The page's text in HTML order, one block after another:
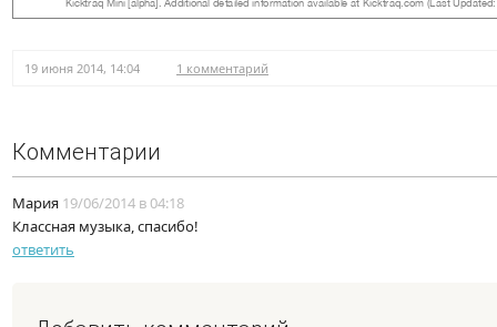
19 июня 2014, 14:04 1 комментарий
Комментарии
Мария 19/06/2014 в 04:18
Классная музыка, спасибо!
ответить